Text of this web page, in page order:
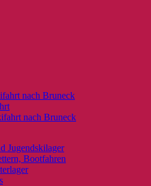
nach Bruneck
nach Bruneck
Jugendskilager
Bootfahren